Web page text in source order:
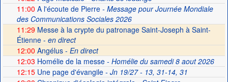
11:00 A l'écoute de Pierre- Message pour Journée Mondiale
des Communications Sociales 2026
11:29 Messe à la crypte du patronage Saint-Joseph à Saint-
Étienne - en direct
12:00 Angélus - En direct
12:03 Homélie de la messe- Homélie du samedi 8 aout 2026
12:15Une page d'évangile- Jn 19/27 - 13, 31-14, 31